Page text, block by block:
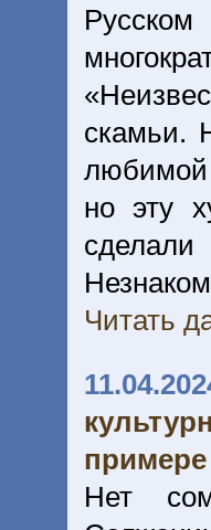
скамьи.
любимой
но эту
Читать
Нет